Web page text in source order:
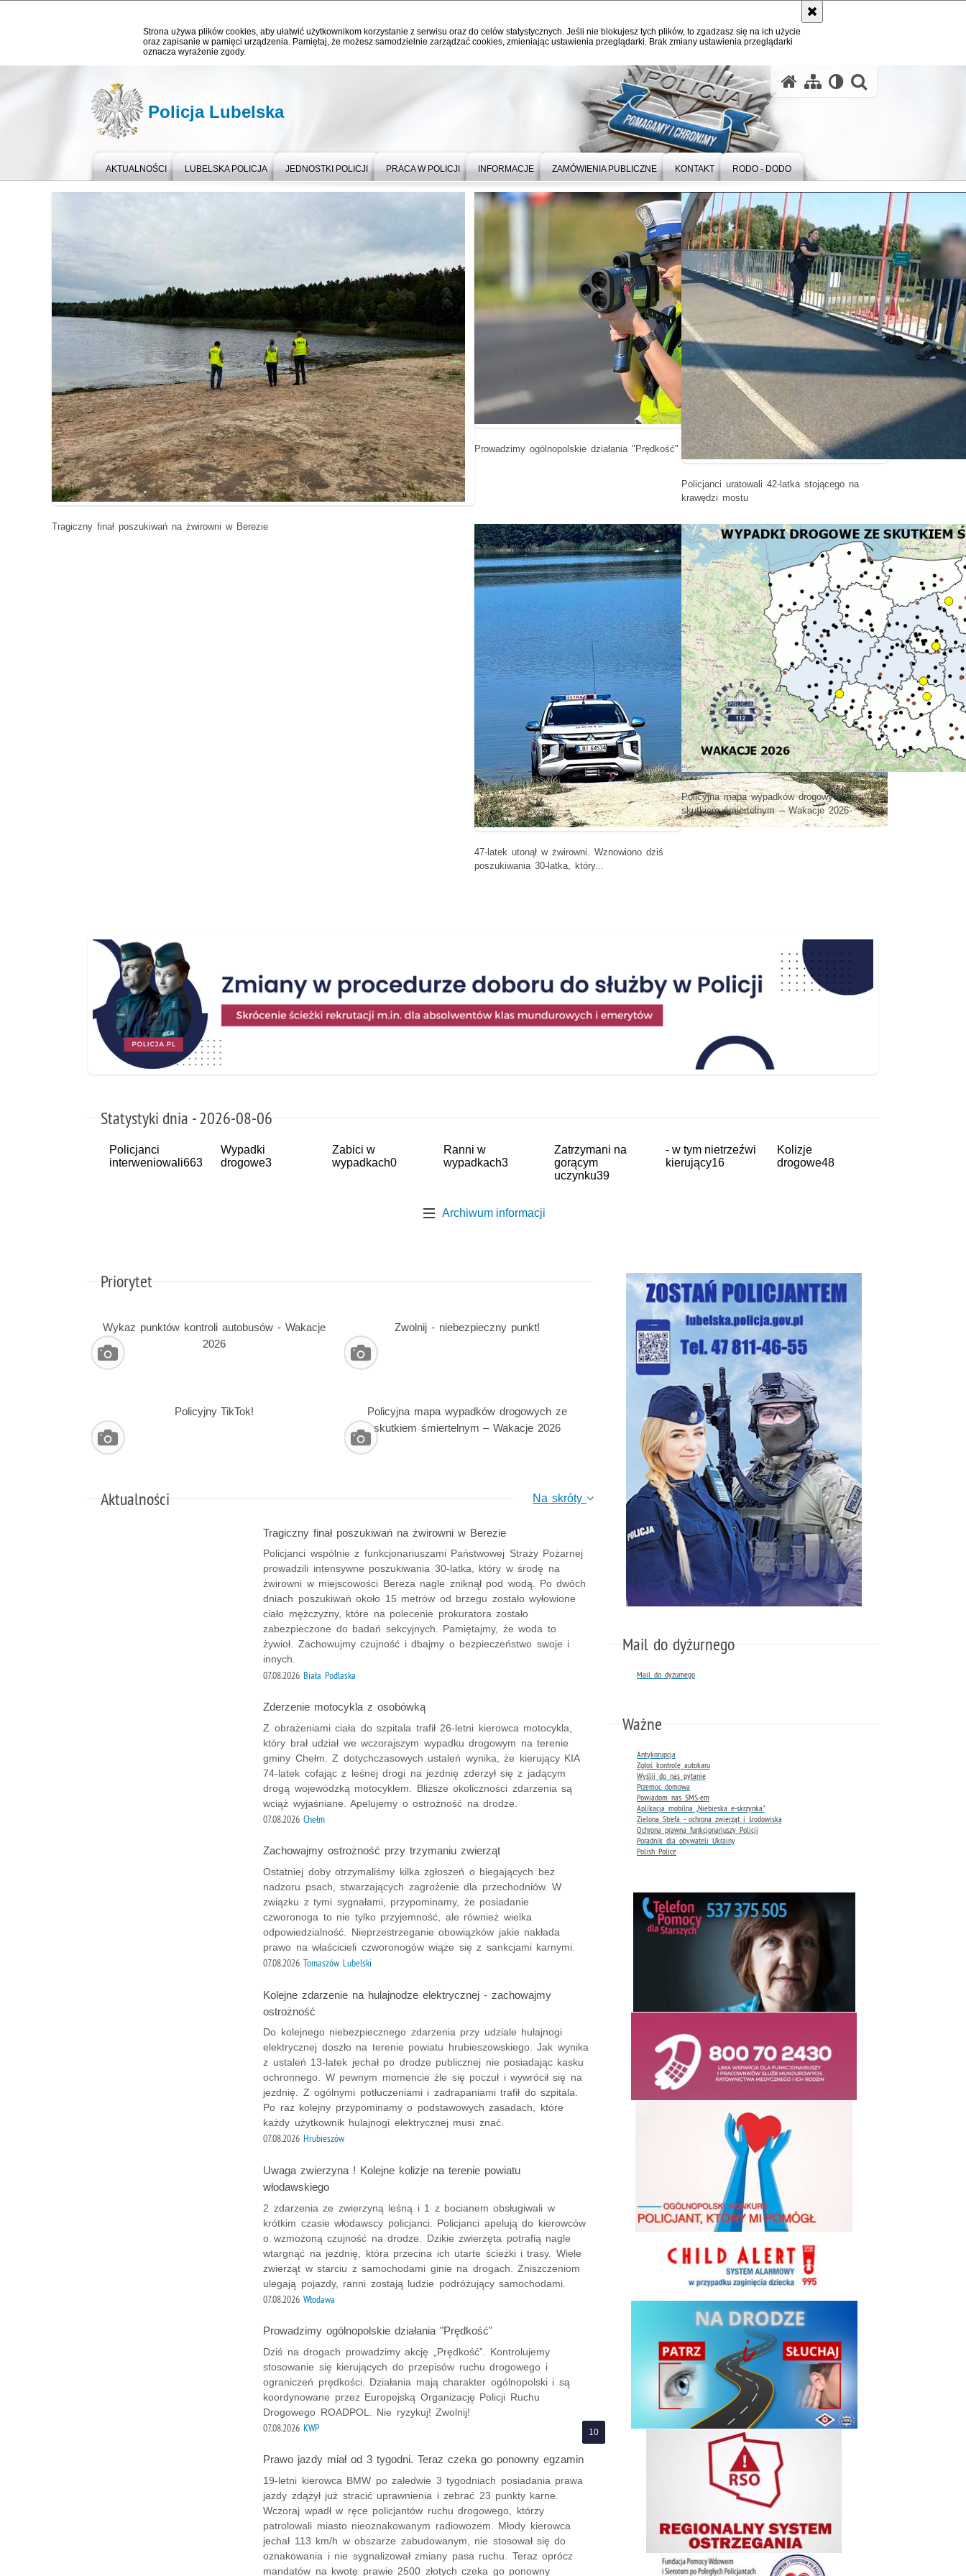
Strona używa plików cookies, aby ułatwić użytkownikom korzystanie z serwisu oraz do celów statystycznych. Jeśli nie blokujesz tych plików, to zgadzasz się na ich użycie
oraz zapisanie w pamięci urządzenia. Pamiętaj, że możesz samodzielnie zarządzać cookies, zmieniając ustawienia przeglądarki. Brak zmiany ustawienia przeglądarki
oznacza wyrażenie zgody.
Policja Lubelska
AKTUALNOŚCI LUBELSKA POLICJA JEDNOSTKI POLICJI PRACA W POLICJI INFORMACJE ZAMÓWIENIA PUBLICZNE KONTAKT RODO - DODO
Ważne informacje
Tragiczny finał poszukiwań na żwirowni w Berezie
Prowadzimy ogólnopolskie działania "Prędkość"
Policjanci uratowali 42-latka stojącego na
krawędzi mostu
47-latek utonął w żwirowni. Wznowiono dziś
poszukiwania 30-latka, który...
Policyjna mapa wypadków drogowych ze
skutkiem śmiertelnym – Wakacje 2026
Statystyki dnia - 2026-08-06
Policjanci
interweniowali663
Wypadki
drogowe3
Zabici w
wypadkach0
Ranni w
wypadkach3
Zatrzymani na
gorącym
uczynku39
- w tym nietrzeźwi
kierujący16
Kolizje
drogowe48
Archiwum informacji
Priorytet
Wykaz punktów kontroli autobusów - Wakacje
2026
Zwolnij - niebezpieczny punkt!
Policyjny TikTok!
Policyjna mapa wypadków drogowych ze
skutkiem śmiertelnym – Wakacje 2026
Aktualności Na skróty
Tragiczny finał poszukiwań na żwirowni w Berezie
Policjanci wspólnie z funkcjonariuszami Państwowej Straży Pożarnej
prowadzili intensywne poszukiwania 30-latka, który w środę na
żwirowni w miejscowości Bereza nagle zniknął pod wodą. Po dwóch
dniach poszukiwań około 15 metrów od brzegu zostało wyłowione
ciało mężczyzny, które na polecenie prokuratora zostało
zabezpieczone do badań sekcyjnych. Pamiętajmy, że woda to
żywioł. Zachowujmy czujność i dbajmy o bezpieczeństwo swoje i
innych.
07.08.2026 Biała Podlaska
Zderzenie motocykla z osobówką
Z obrażeniami ciała do szpitala trafił 26-letni kierowca motocykla,
który brał udział we wczorajszym wypadku drogowym na terenie
gminy Chełm. Z dotychczasowych ustaleń wynika, że kierujący KIA
74-latek cofając z leśnej drogi na jezdnię zderzył się z jadącym
drogą wojewódzką motocyklem. Bliższe okoliczności zdarzenia są
wciąż wyjaśniane. Apelujemy o ostrożność na drodze.
07.08.2026 Chełm
Zachowajmy ostrożność przy trzymaniu zwierząt
Ostatniej doby otrzymaliśmy kilka zgłoszeń o biegających bez
nadzoru psach, stwarzających zagrożenie dla przechodniów. W
związku z tymi sygnałami, przypominamy, że posiadanie
czworonoga to nie tylko przyjemność, ale również wielka
odpowiedzialność. Nieprzestrzeganie obowiązków jakie nakłada
prawo na właścicieli czworonogów wiąże się z sankcjami karnymi.
07.08.2026 Tomaszów Lubelski
Kolejne zdarzenie na hulajnodze elektrycznej - zachowajmy
ostrożność
Do kolejnego niebezpiecznego zdarzenia przy udziale hulajnogi
elektrycznej doszło na terenie powiatu hrubieszowskiego. Jak wynika
z ustaleń 13-latek jechał po drodze publicznej nie posiadając kasku
ochronnego. W pewnym momencie źle się poczuł i wywrócił się na
jezdnię. Z ogólnymi potłuczeniami i zadrapaniami trafił do szpitala.
Po raz kolejny przypominamy o podstawowych zasadach, które
każdy użytkownik hulajnogi elektrycznej musi znać.
07.08.2026 Hrubieszów
Uwaga zwierzyna ! Kolejne kolizje na terenie powiatu
włodawskiego
2 zdarzenia ze zwierzyną leśną i 1 z bocianem obsługiwali w
krótkim czasie włodawscy policjanci. Policjanci apelują do kierowców
o wzmożoną czujność na drodze. Dzikie zwierzęta potrafią nagle
wtargnąć na jezdnię, która przecina ich utarte ścieżki i trasy. Wiele
zwierząt w starciu z samochodami ginie na drogach. Zniszczeniom
ulegają pojazdy, ranni zostają ludzie podróżujący samochodami.
07.08.2026 Włodawa
Prowadzimy ogólnopolskie działania "Prędkość"
Dziś na drogach prowadzimy akcję „Prędkość”. Kontrolujemy
stosowanie się kierujących do przepisów ruchu drogowego i
ograniczeń prędkości. Działania mają charakter ogólnopolski i są
koordynowane przez Europejską Organizację Policji Ruchu
Drogowego ROADPOL. Nie ryzykuj! Zwolnij!
07.08.2026 KWP
Prawo jazdy miał od 3 tygodni. Teraz czeka go ponowny egzamin
19-letni kierowca BMW po zaledwie 3 tygodniach posiadania prawa
jazdy zdążył już stracić uprawnienia i zebrać 23 punkty karne.
Wczoraj wpadł w ręce policjantów ruchu drogowego, którzy
patrolowali miasto nieoznakowanym radiowozem. Młody kierowca
jechał 113 km/h w obszarze zabudowanym, nie stosował się do
oznakowania i nie sygnalizował zmiany pasa ruchu. Teraz oprócz
mandatów na kwotę prawie 2500 złotych czeka go ponowny
Mail do dyżurnego
Mail do dyżurnego
Ważne
Antykorupcja
Zgłoś kontrolę autokaru
Wyślij do nas pytanie
Przemoc domowa
Powiadom nas SMS-em
Aplikacja mobilna „Niebieska e-skrzynka”
Zielona Strefa - ochrona zwierząt i środowiska
Ochrona prawna funkcjonariuszy Policji
Poradnik dla obywateli Ukrainy
Polish Police